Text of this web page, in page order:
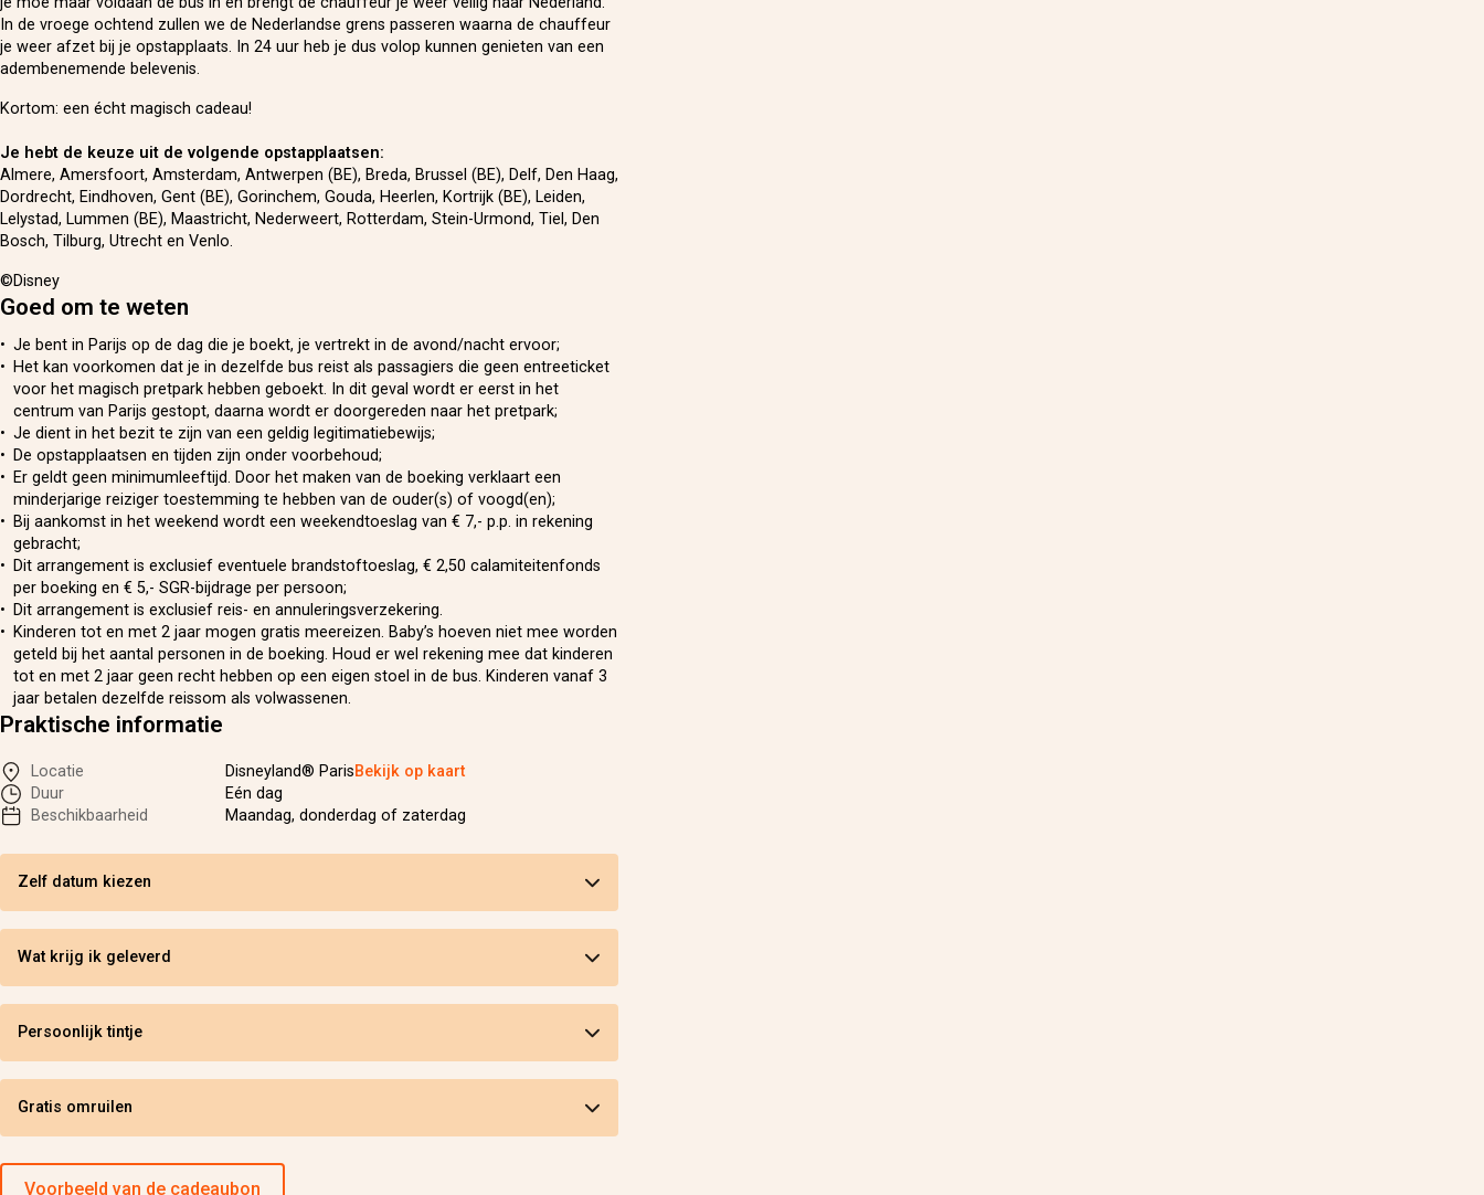
In de vroege ochtend zullen we de Nederlandse grens passeren waarna de chauffeur
je weer afzet bij je opstapplaats. In 24 uur heb je dus volop kunnen genieten van een
adembenemende belevenis.
Kortom: een écht magisch cadeau!
Je hebt de keuze uit de volgende opstapplaatsen:
Almere, Amersfoort, Amsterdam, Antwerpen (BE), Breda, Brussel (BE), Delf, Den Haag,
Dordrecht, Eindhoven, Gent (BE), Gorinchem, Gouda, Heerlen, Kortrijk (BE), Leiden,
Lelystad, Lummen (BE), Maastricht, Nederweert, Rotterdam, Stein-Urmond, Tiel, Den
Bosch, Tilburg, Utrecht en Venlo.
©Disney
Goed om te weten
Je bent in Parijs op de dag die je boekt, je vertrekt in de avond/nacht ervoor;
Het kan voorkomen dat je in dezelfde bus reist als passagiers die geen entreeticket
voor het magisch pretpark hebben geboekt. In dit geval wordt er eerst in het
centrum van Parijs gestopt, daarna wordt er doorgereden naar het pretpark;
Je dient in het bezit te zijn van een geldig legitimatiebewijs;
De opstapplaatsen en tijden zijn onder voorbehoud;
Er geldt geen minimumleeftijd. Door het maken van de boeking verklaart een
minderjarige reiziger toestemming te hebben van de ouder(s) of voogd(en);
Bij aankomst in het weekend wordt een weekendtoeslag van € 7,- p.p. in rekening
gebracht;
Dit arrangement is exclusief eventuele brandstoftoeslag, € 2,50 calamiteitenfonds
per boeking en € 5,- SGR-bijdrage per persoon;
Dit arrangement is exclusief reis- en annuleringsverzekering.
Kinderen tot en met 2 jaar mogen gratis meereizen. Baby’s hoeven niet mee worden
geteld bij het aantal personen in de boeking. Houd er wel rekening mee dat kinderen
tot en met 2 jaar geen recht hebben op een eigen stoel in de bus. Kinderen vanaf 3
jaar betalen dezelfde reissom als volwassenen.
Praktische informatie
Locatie Disneyland® ParisBekijk op kaart
Duur
Eén dag
Beschikbaarheid
Maandag, donderdag of zaterdag
Zelf datum kiezen
Wat krijg ik geleverd
Persoonlijk tintje
Gratis omruilen
Voorbeeld van de cadeaubon